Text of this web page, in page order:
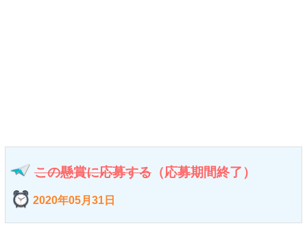
この懸賞に応募する （応募期間終了）
2020年05月31日